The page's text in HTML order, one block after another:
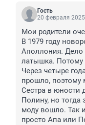
Гость
20 февраля
Мои родители
В 1979 году
Аполлония. Дело
латышка. Потому
Через четыре
прошло, поэтому
Сестра в юности
Полину, но
моду вошло. Так
просто Апа или